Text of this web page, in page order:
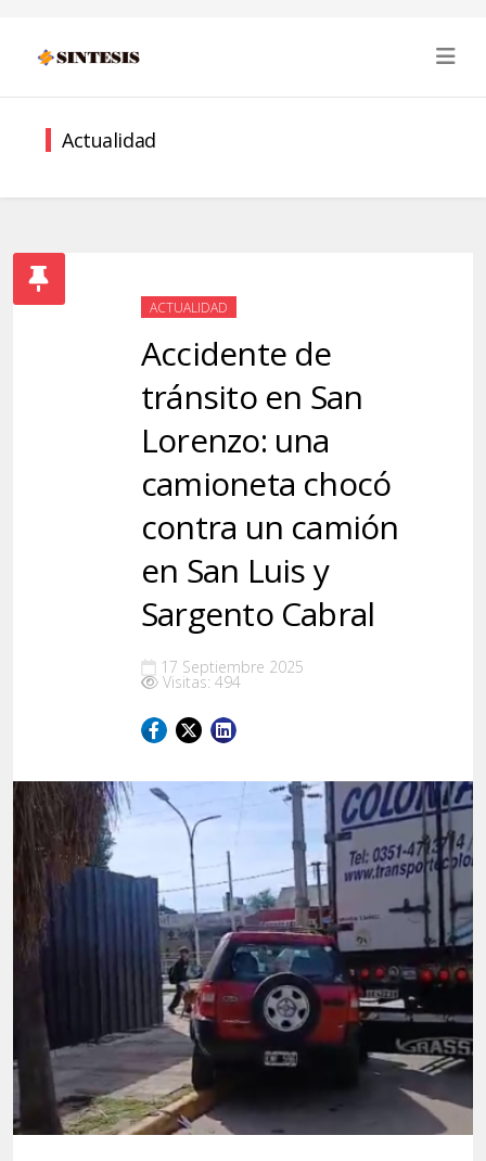
Actualidad
ACTUALIDAD
Accidente de
tránsito en San
Lorenzo: una
camioneta chocó
contra un camión
en San Luis y
Sargento Cabral
17 Septiembre 2025
Visitas: 494